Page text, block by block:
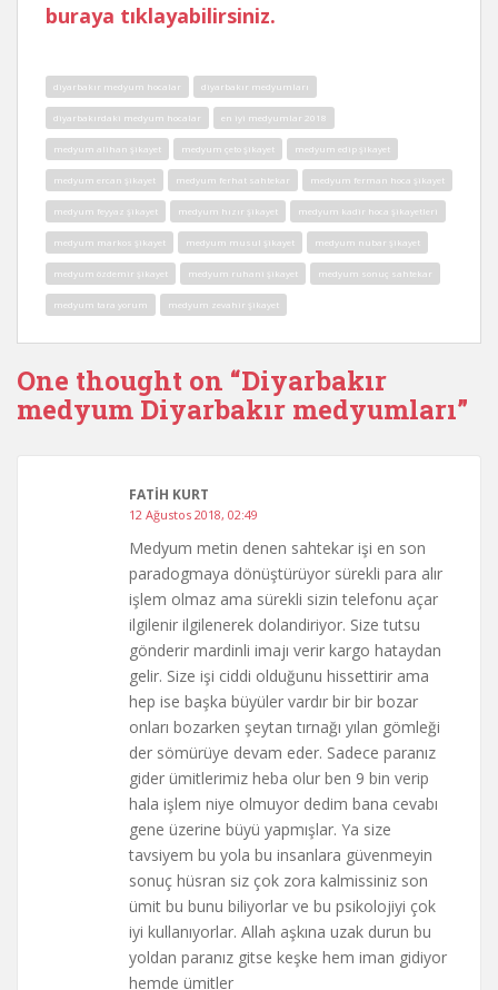
buraya tıklayabilirsiniz.
diyarbakır medyum hocalar diyarbakır medyumları
diyarbakırdaki medyum hocalar en iyi medyumlar 2018
medyum alihan şikayet medyum çeto şikayet medyum edip şikayet
medyum ercan şikayet medyum ferhat sahtekar medyum ferman hoca şikayet
medyum feyyaz şikayet medyum hızır şikayet medyum kadir hoca şikayetleri
medyum markos şikayet medyum musul şikayet medyum nubar şikayet
medyum özdemir şikayet medyum ruhani şikayet medyum sonuç sahtekar
medyum tara yorum medyum zevahir şikayet
One thought on “Diyarbakır
medyum Diyarbakır medyumları”
FATIH KURT
12 Ağustos 2018, 02:49
Medyum metin denen sahtekar işi en son
paradogmaya dönüştürüyor sürekli para alır
işlem olmaz ama sürekli sizin telefonu açar
ilgilenir ilgilenerek dolandiriyor. Size tutsu
gönderir mardinli imajı verir kargo hataydan
gelir. Size işi ciddi olduğunu hissettirir ama
hep ise başka büyüler vardır bir bir bozar
onları bozarken şeytan tırnağı yılan gömleği
der sömürüye devam eder. Sadece paranız
gider ümitlerimiz heba olur ben 9 bin verip
hala işlem niye olmuyor dedim bana cevabı
gene üzerine büyü yapmışlar. Ya size
tavsiyem bu yola bu insanlara güvenmeyin
sonuç hüsran siz çok zora kalmissiniz son
ümit bu bunu biliyorlar ve bu psikolojiyi çok
iyi kullanıyorlar. Allah aşkına uzak durun bu
yoldan paranız gitse keşke hem iman gidiyor
hemde ümitler